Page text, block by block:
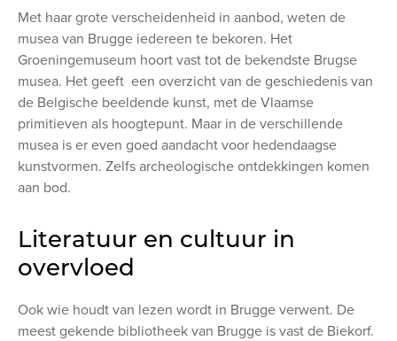
Met haar grote verscheidenheid in aanbod, weten de
musea van Brugge iedereen te bekoren. Het
Groeningemuseum hoort vast tot de bekendste Brugse
musea. Het geeft een overzicht van de geschiedenis van
de Belgische beeldende kunst, met de Vlaamse
primitieven als hoogtepunt. Maar in de verschillende
musea is er even goed aandacht voor hedendaagse
kunstvormen. Zelfs archeologische ontdekkingen komen
aan bod.
Literatuur en cultuur in
overvloed
Ook wie houdt van lezen wordt in Brugge verwent. De
meest gekende bibliotheek van Brugge is vast de Biekorf.